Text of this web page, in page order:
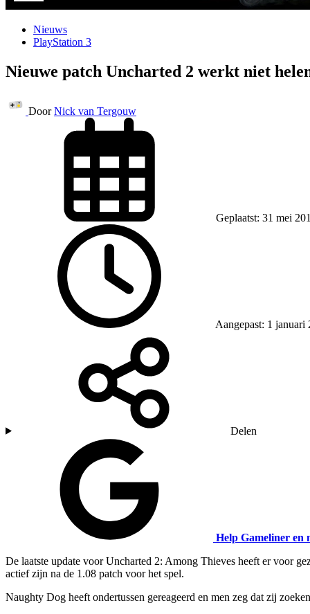
Nieuws
PlayStation 3
Nieuwe patch Uncharted 2 werkt niet
Door Nick van Tergouw
Geplaatst: 31 mei
Aangepast: 1 januari
Delen
Help Gameliner en
De laatste update voor Uncharted 2: Among Thieves heeft er voor
actief zijn na de 1.08 patch voor het spel.
Naughty Dog heeft ondertussen gereageerd en men zeg dat zij